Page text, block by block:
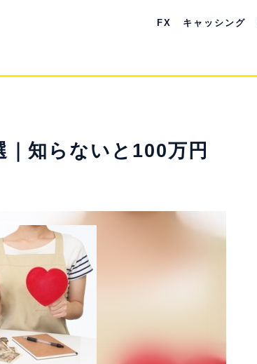
FX キャッシング
知らないと100万円